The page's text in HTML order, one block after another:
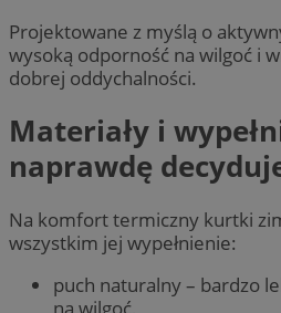
Projektowane z myślą o
wysoką odporność na wilgoć i
dobrej oddychalności.
Materiały i
naprawdę
Na komfort termiczny kurtki
wszystkim jej wypełnienie:
puch naturalny – bardzo
na wilgoć,